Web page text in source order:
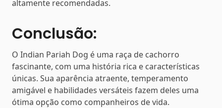
altamente recomendadas.
Conclusão:
O Indian Pariah Dog é uma raça de cachorro
fascinante, com uma história rica e características
únicas. Sua aparência atraente, temperamento
amigável e habilidades versáteis fazem deles uma
ótima opção como companheiros de vida.